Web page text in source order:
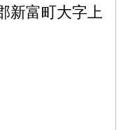
新富町大字上